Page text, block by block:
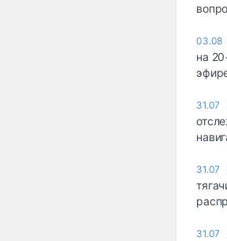
03.08
на
31.07
31.07
31.07